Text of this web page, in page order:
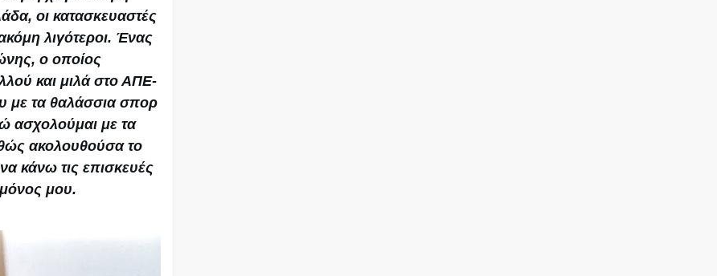
οι κατασκευαστές
λιγότεροι. Ένας
ο οποίος
και μιλά στο ΑΠΕ-
με τα θαλάσσια σπορ
ασχολούμαι με τα
ακολουθούσα το
κάνω τις επισκευές
μου.